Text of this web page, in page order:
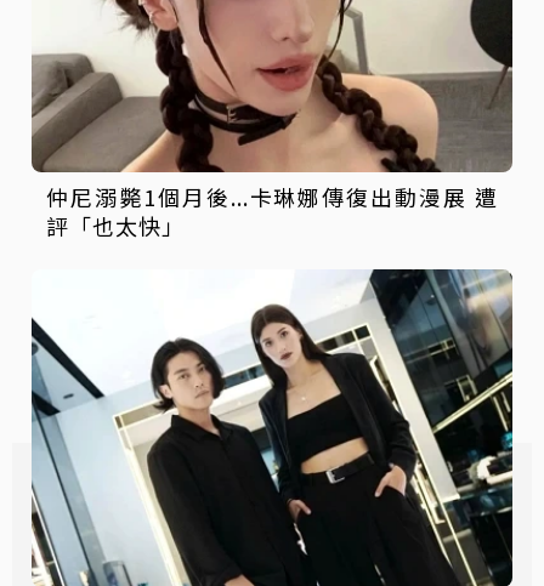
仲尼溺斃1個月後...卡琳娜傳復出動漫展 遭
評「也太快」